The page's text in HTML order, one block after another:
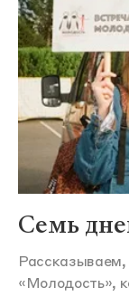
Семь
Рассказываем,
«Молодость»,